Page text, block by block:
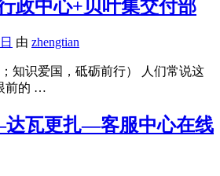
政中心+贝叶集交付部
由 zhengtian
知识爱国，砥砺前行） 人们常说这
前的 …
瓦更扎—客服中心在线